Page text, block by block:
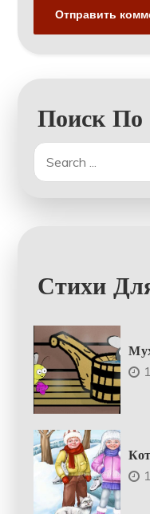
Поиск По
Search
for:
Стихи